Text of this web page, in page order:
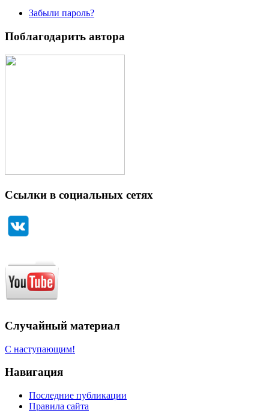
Забыли пароль?
Поблагодарить автора
Ссылки в социальных сетях
Случайный материал
С наступающим!
Навигация
Последние публикации
Правила сайта